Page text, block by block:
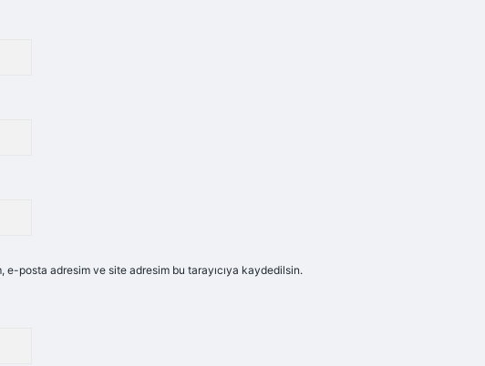
e-posta adresim ve site adresim bu tarayıcıya kaydedilsin.